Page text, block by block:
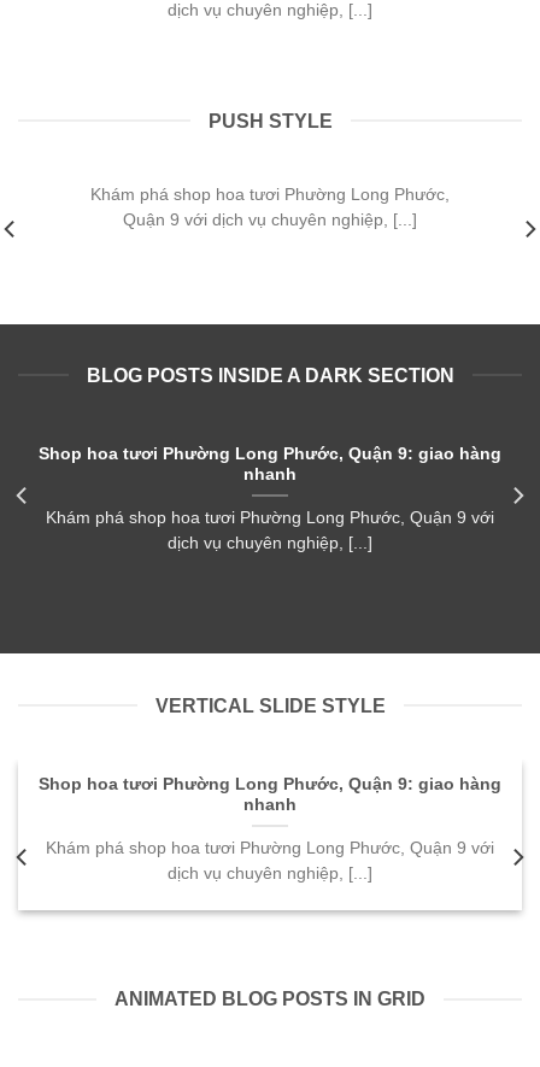
dịch vụ chuyên nghiệp, [...]
PUSH STYLE
Shop hoa tươi Phường Long Phước, Quận 9:
Khám phá shop hoa tươi Phường Long Phước,
Quận 9 với dịch vụ chuyên nghiệp, [...]
BLOG POSTS INSIDE A DARK SECTION
Shop hoa tươi Phường Long Phước, Quận 9: giao hàng
nhanh
Khám phá shop hoa tươi Phường Long Phước, Quận 9 với
dịch vụ chuyên nghiệp, [...]
VERTICAL SLIDE STYLE
Shop hoa tươi Phường Long Phước, Quận 9: giao hàng
nhanh
Khám phá shop hoa tươi Phường Long Phước, Quận 9 với
dịch vụ chuyên nghiệp, [...]
ANIMATED BLOG POSTS IN GRID